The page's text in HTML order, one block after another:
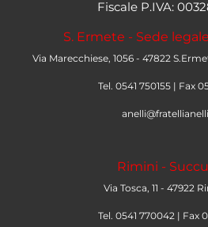
Fiscale P.IVA:
S. Ermete - Sede
Via Marecchiese, 1056 - 47822
Tel. 0541 750155 | Fax
Rimini -
Via Tosca, 11 - 47922
Tel. 0541 770042 | Fax